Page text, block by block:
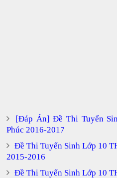
[Đáp Án] Đề Thi Tuyển
Phúc 2016-2017
Đề Thi Tuyển Sinh Lớp 10
2015-2016
Đề Thi Tuyển Sinh Lớp 10